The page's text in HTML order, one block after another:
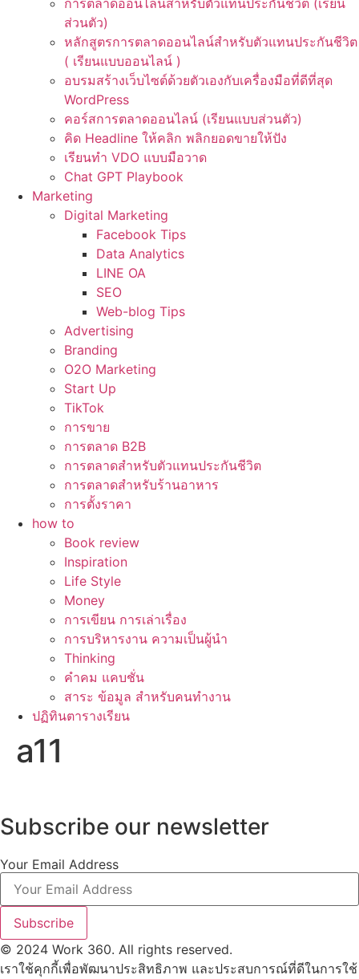
การตลาดออนไลน์สำหรับตัวแทนประกันชีวิต (เรียน
ส่วนตัว)
หลักสูตรการตลาดออนไลน์สำหรับตัวแทนประกันชีวิต
( เรียนแบบออนไลน์ )
อบรมสร้างเว็บไซต์ด้วยตัวเองกับเครื่องมือที่ดีที่สุด
WordPress
คอร์สการตลาดออนไลน์ (เรียนแบบส่วนตัว)
คิด Headline ให้คลิก พลิกยอดขายให้ปัง
เรียนทำ VDO แบบมือวาด
Chat GPT Playbook
Marketing
Digital Marketing
Facebook Tips
Data Analytics
LINE OA
SEO
Web-blog Tips
Advertising
Branding
O2O Marketing
Start Up
TikTok
การขาย
การตลาด B2B
การตลาดสำหรับตัวแทนประกันชีวิต
การตลาดสำหรับร้านอาหาร
การตั้งราคา
how to
Book review
Inspiration
Life Style
Money
การเขียน การเล่าเรื่อง
การบริหารงาน ความเป็นผู้นำ
Thinking
คำคม แคบชั่น
สาระ ข้อมูล สำหรับคนทำงาน
ปฏิทินตารางเรียน
a11
Subscribe our newsletter
Your Email Address
Subscribe
© 2024 Work 360. All rights reserved.
เราใช้คุกกี้เพื่อพัฒนาประสิทธิภาพ และประสบการณ์ที่ดีในการใช้